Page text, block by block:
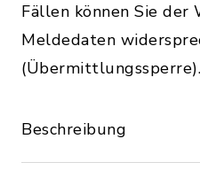
Fällen können Sie der
Meldedaten
(Übermittlungssperre).
Beschreibung